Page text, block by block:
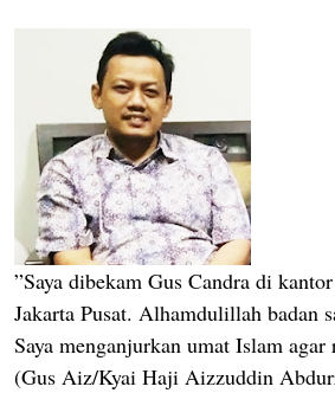
”Saya dibekam Gus Candra di
Jakarta Pusat. Alhamdulillah badan
Saya menganjurkan umat Islam
(Gus Aiz/Kyai Haji Aizzuddin